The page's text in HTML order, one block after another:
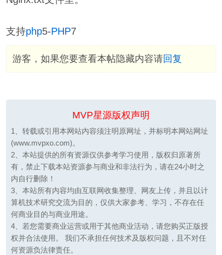
支持php5-PHP7
游客，如果您要查看本帖隐藏内容请回复
MVP星源版权声明
1、转载或引用本网站内容须注明原网址，并标明本网站网址
(www.mvpxo.com)。
2、本站提供的所有资源仅供参考学习使用，版权归原著所
有，禁止下载本站资源参与商业和非法行为，请在24小时之
内自行删除！
3、本站所有内容均由互联网收集整理、网友上传，并且以计
算机技术研究交流为目的，仅供大家参考、学习，不存在任
何商业目的与商业用途。
4、若您需要商业运营或用于其他商业活动，请您购买正版授
权并合法使用。 我们不承担任何技术及版权问题，且不对任
何资源负法律责任。